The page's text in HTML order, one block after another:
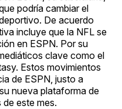
podría cambiar el
De acuerdo
incluye que la NFL se
en ESPN. Por su
clave como el
Estos movimientos
de ESPN, justo a
nueva plataforma de
este mes.